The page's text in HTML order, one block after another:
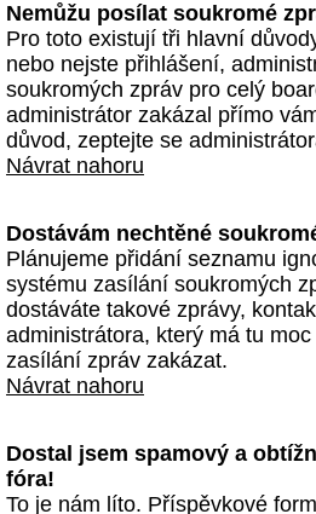
Nemůžu posílat soukromé
Pro toto existují tři hlavní
nebo nejste přihlášení,
soukromých zpráv pro celý
administrátor zakázal přímo
důvod, zeptejte se
Návrat nahoru
Dostávám nechtěné
Plánujeme přidání seznamu
systému zasílání soukromých
dostáváte takové zprávy,
administrátora, který má tu
zasílání zpráv zakázat.
Návrat nahoru
Dostal jsem spamový a
fóra!
To je nám líto. Příspěvkové